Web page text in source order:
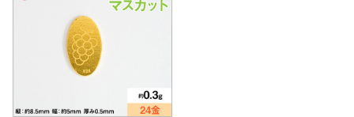
【ご注文前にご確認ください】
お礼の品の配達日をご指定いただくことはできません。
考欄等に入力いただいても対応できませんのでご了承くださ
返礼品のお届け時期は、商品の「配送」情報をご覧くださ
い。特に記載がないお品については、入金確認後2～3週間